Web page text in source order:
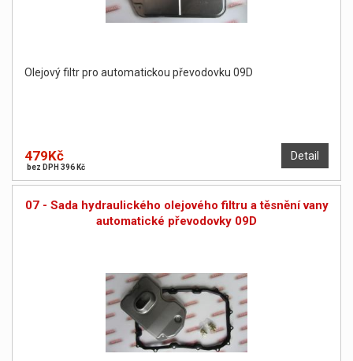
Olejový filtr pro automatickou převodovku 09D
Detail
479Kč
bez DPH 396 Kč
07 - Sada hydraulického olejového filtru a těsnění vany
automatické převodovky 09D